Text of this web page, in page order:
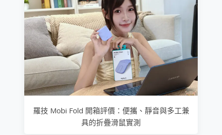
羅技 Mobi Fold 開箱評價：便攜、靜音與多工兼
具的折疊滑鼠實測